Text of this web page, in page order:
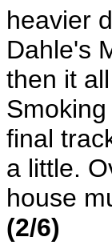
heavier
Dahle's
then it
final
a little.
house
(2/6)